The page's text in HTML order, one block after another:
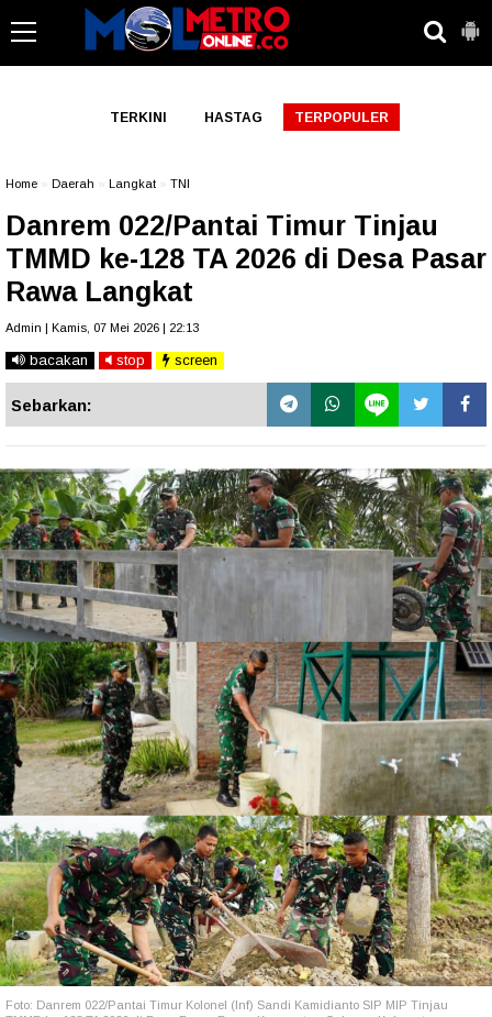
TERKINI HASTAG TERPOPULER
Home Daerah Langkat TNI
Danrem 022/Pantai Timur Tinjau
TMMD ke-128 TA 2026 di Desa Pasar
Rawa Langkat
Admin | Kamis, 07 Mei 2026 | 22:13
bacakan stop screen
Sebarkan:
Foto: Danrem 022/Pantai Timur Kolonel (Inf) Sandi Kamidianto SIP MIP Tinjau